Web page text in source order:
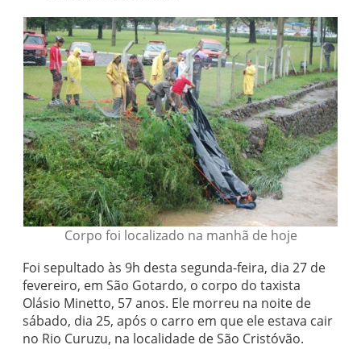
Corpo foi localizado na manhã de hoje
Foi sepultado às 9h desta segunda-feira, dia 27 de
fevereiro, em São Gotardo, o corpo do taxista
Olásio Minetto, 57 anos. Ele morreu na noite de
sábado, dia 25, após o carro em que ele estava cair
no Rio Curuzu, na localidade de São Cristóvão.